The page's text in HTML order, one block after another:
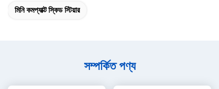
মিনি কমপ্যাক্ট স্কিড স্টিয়ার
সম্পর্কিত পণ্য